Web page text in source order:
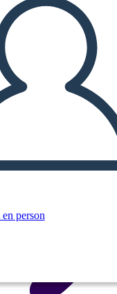
person
MIG